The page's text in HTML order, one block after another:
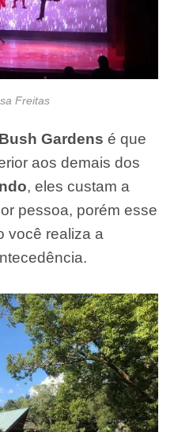
Freitas
Bush Gardens é que
aos demais dos
, eles custam a
pessoa, porém esse
você realiza a